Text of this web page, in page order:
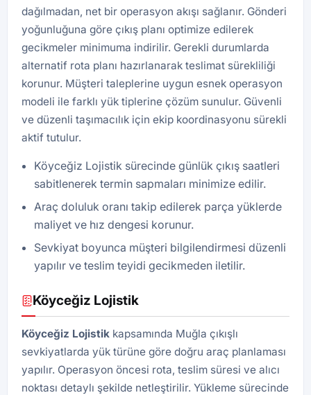
dağılmadan, net bir operasyon akışı sağlanır. Gönderi
yoğunluğuna göre çıkış planı optimize edilerek
gecikmeler minimuma indirilir. Gerekli durumlarda
alternatif rota planı hazırlanarak teslimat sürekliliği
korunur. Müşteri taleplerine uygun esnek operasyon
modeli ile farklı yük tiplerine çözüm sunulur. Güvenli
ve düzenli taşımacılık için ekip koordinasyonu sürekli
aktif tutulur.
Köyceğiz Lojistik sürecinde günlük çıkış saatleri
sabitlenerek termin sapmaları minimize edilir.
Araç doluluk oranı takip edilerek parça yüklerde
maliyet ve hız dengesi korunur.
Sevkiyat boyunca müşteri bilgilendirmesi düzenli
yapılır ve teslim teyidi gecikmeden iletilir.
Köyceğiz Lojistik
Köyceğiz Lojistik kapsamında Muğla çıkışlı
sevkiyatlarda yük türüne göre doğru araç planlaması
yapılır. Operasyon öncesi rota, teslim süresi ve alıcı
noktası detaylı şekilde netleştirilir. Yükleme sürecinde